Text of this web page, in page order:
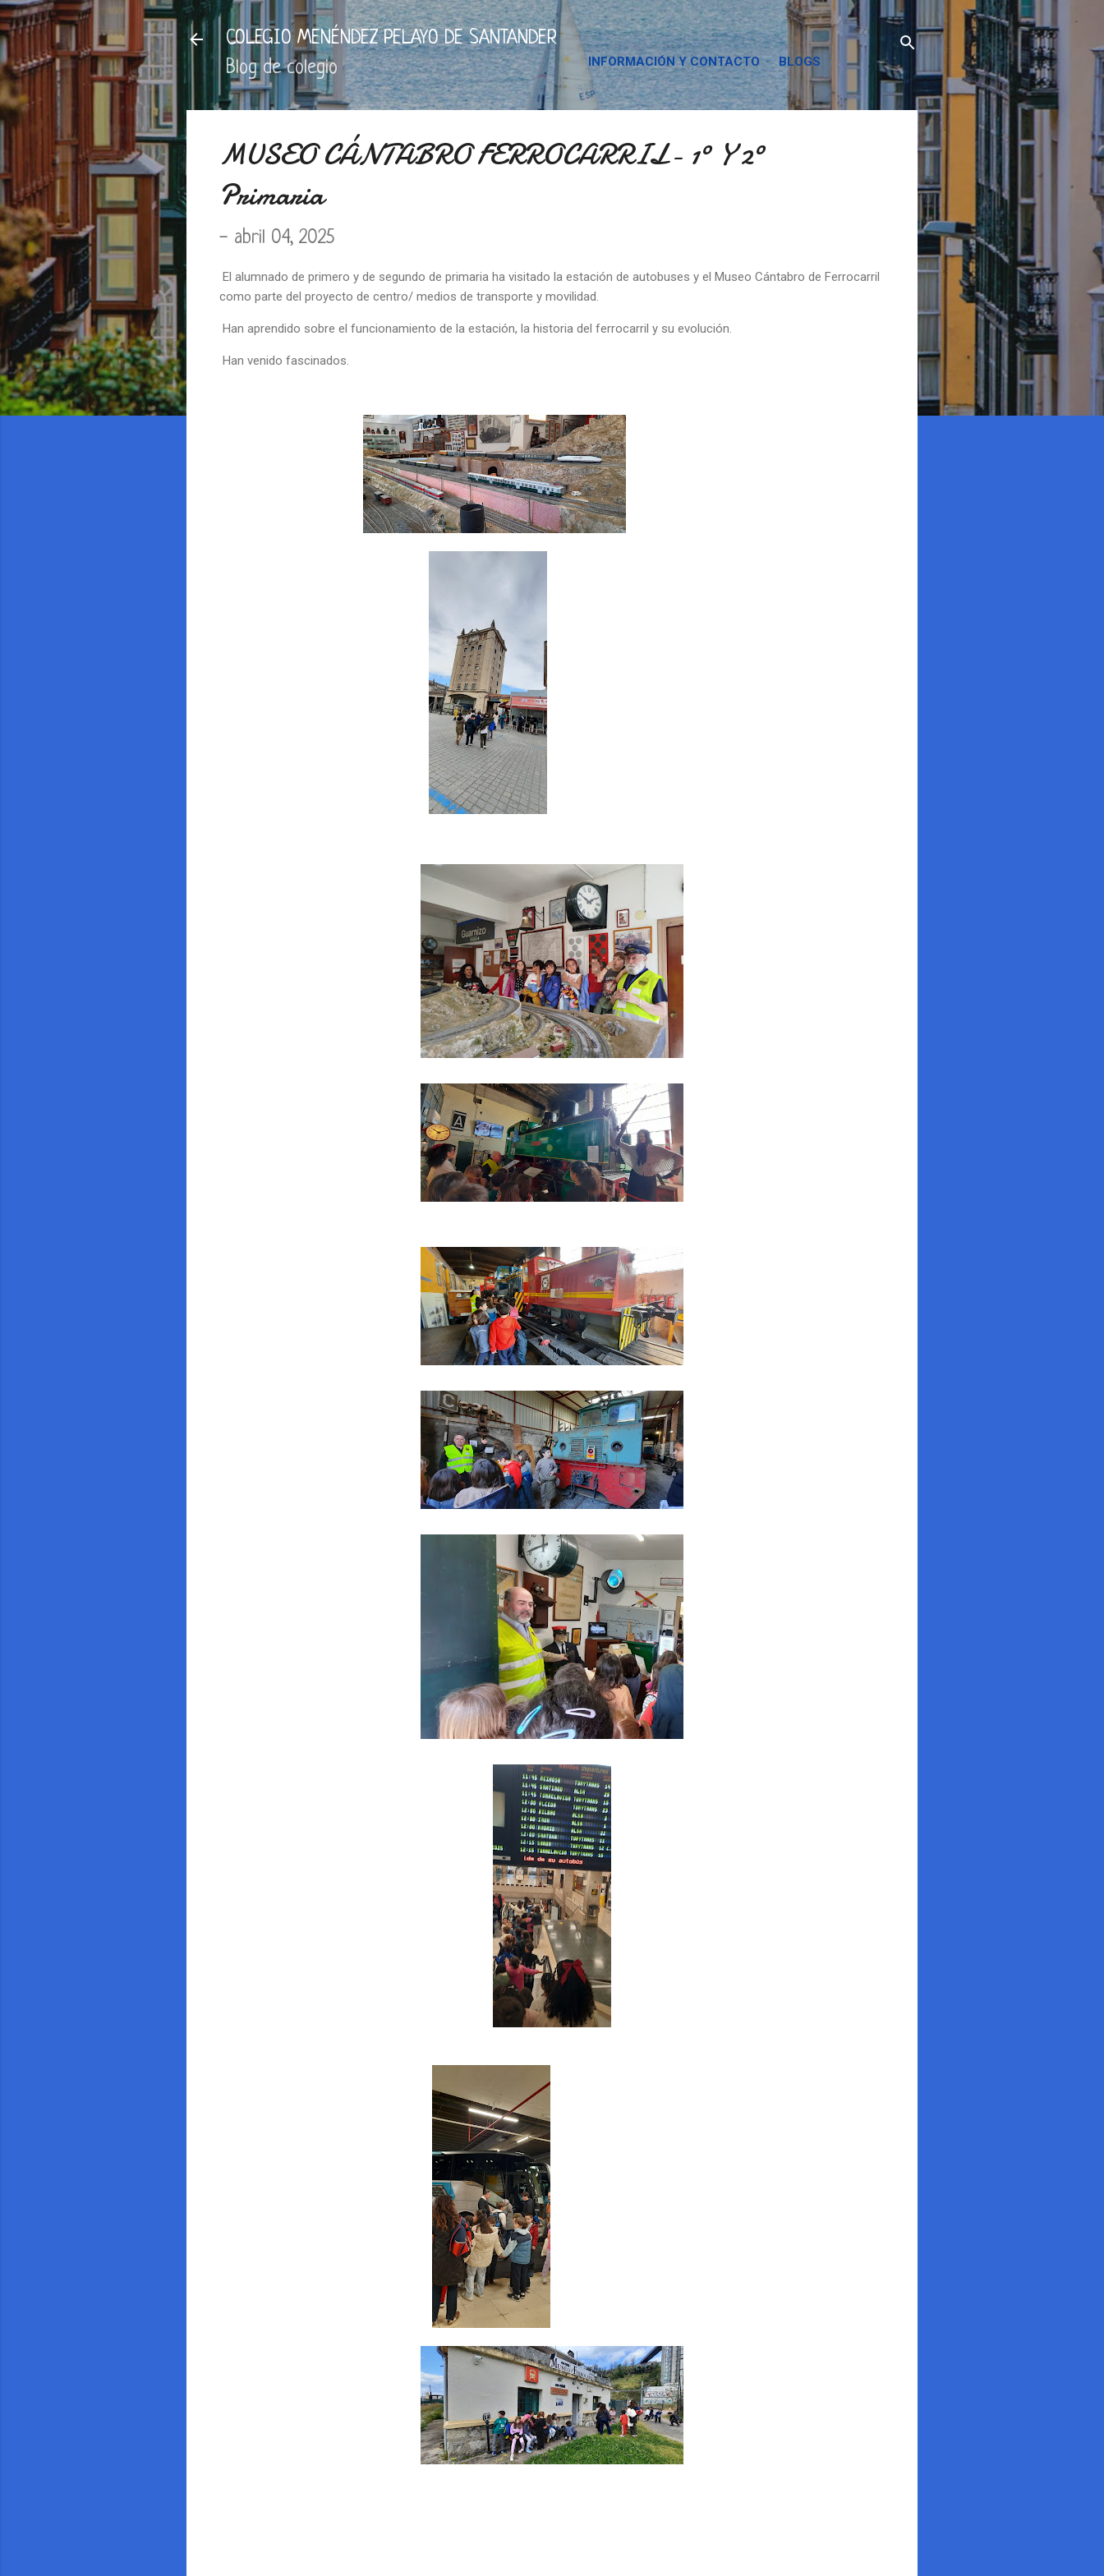
Ir al contenido principal
COLEGIO MENÉNDEZ PELAYO DE SANTANDER
Blog de colegio INFORMACIÓN Y CONTACTO BLOGS
MUSEO CÁNTABRO FERROCARRIL- 1º Y 2º
Primaria
- abril 04, 2025
El alumnado de primero y de segundo de primaria ha visitado la estación de autobuses y el Museo Cántabro de Ferrocarril
como parte del proyecto de centro/ medios de transporte y movilidad.
Han aprendido sobre el funcionamiento de la estación, la historia del ferrocarril y su evolución.
Han venido fascinados.